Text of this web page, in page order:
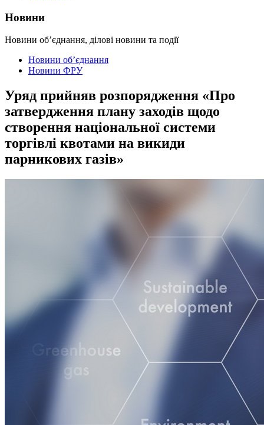
Новини
Новини об’єднання, ділові новини та події
Новини об’єднання
Новини ФРУ
Уряд прийняв розпорядження «Про
затвердження плану заходів щодо
створення національної системи
торгівлі квотами на викиди
парникових газів»